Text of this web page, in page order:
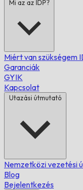
Mi az az IDP?
Miért van szükségem
Garanciák
GYIK
Kapcsolat
Utazási útmutató
Nemzetközi vezetési
Blog
Bejelentkezés